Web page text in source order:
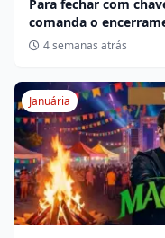
Para fechar com
comanda o
Miravânia hoje
4 semanas atrás
Januária